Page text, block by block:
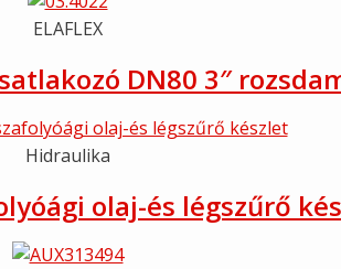
ELAFLEX
DN80 3″
Hidraulika
olaj-és légszűrő